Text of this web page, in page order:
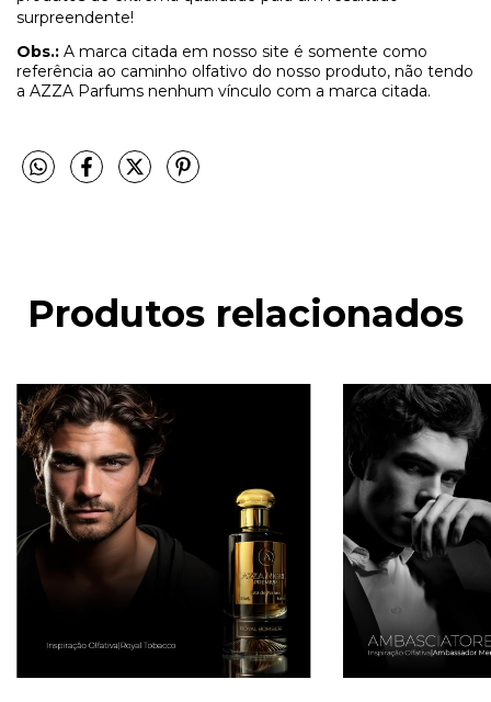
surpreendente!
Obs.: A marca citada em nosso site é somente como
referência ao caminho olfativo do nosso produto, não tendo
a AZZA Parfums nenhum vínculo com a marca citada.
Produtos relacionados